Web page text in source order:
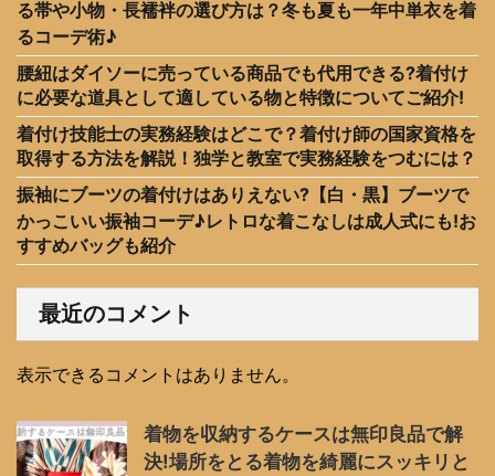
る帯や小物・長襦袢の選び方は？冬も夏も一年中単衣を着
るコーデ術♪
腰紐はダイソーに売っている商品でも代用できる?着付け
に必要な道具として適している物と特徴についてご紹介!
着付け技能士の実務経験はどこで？着付け師の国家資格を
取得する方法を解説！独学と教室で実務経験をつむには？
振袖にブーツの着付けはありえない?【白・黒】ブーツで
かっこいい振袖コーデ♪レトロな着こなしは成人式にも!お
すすめバッグも紹介
最近のコメント
表示できるコメントはありません。
着物を収納するケースは無印良品で解
決!場所をとる着物を綺麗にスッキリと